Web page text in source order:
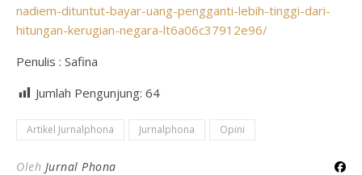
nadiem-dituntut-bayar-uang-pengganti-lebih-tinggi-dari-
hitungan-kerugian-negara-lt6a06c37912e96/
Penulis : Safina
Jumlah Pengunjung: 64
Artikel Jurnalphona Jurnalphona Opini
Oleh Jurnal Phona